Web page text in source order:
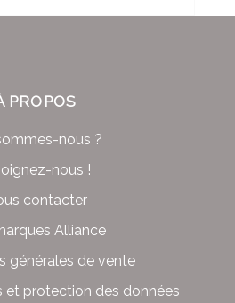
PROPOS
nous ?
nous !
contacter
Alliance
générales de vente
et protection des données